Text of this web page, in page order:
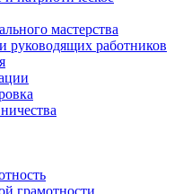
мастерства
руководящих работников